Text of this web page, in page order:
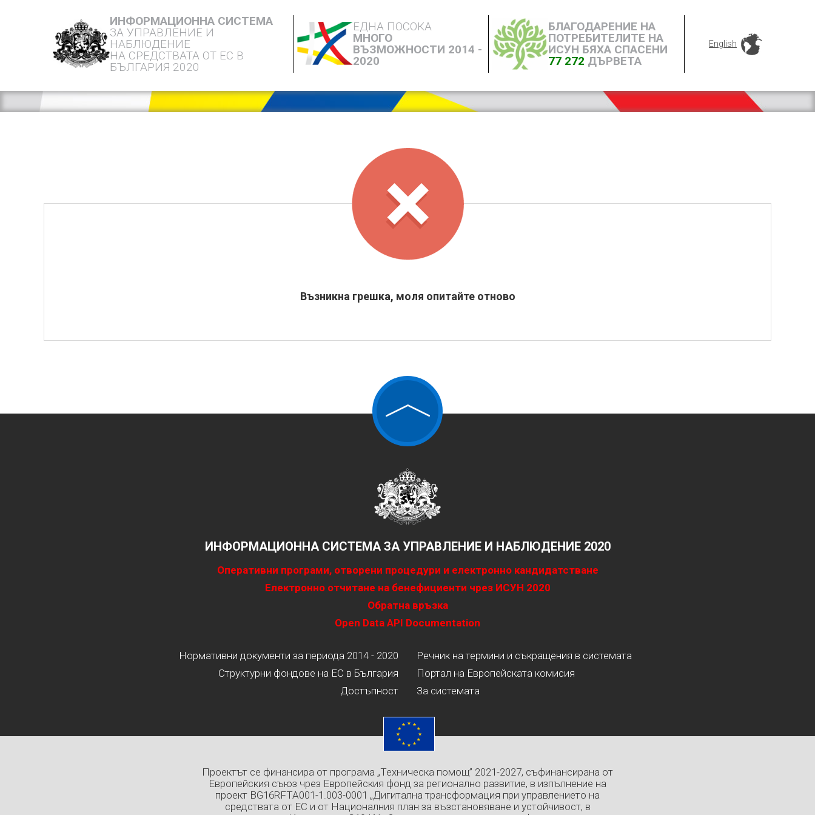
ИНФОРМАЦИОННА СИСТЕМА
ЗА УПРАВЛЕНИЕ И
НАБЛЮДЕНИЕ
НА СРЕДСТВАТА ОТ ЕС В
БЪЛГАРИЯ 2020
ЕДНА ПОСОКА
МНОГО
ВЪЗМОЖНОСТИ 2014 -
2020
БЛАГОДАРЕНИЕ НА
ПОТРЕБИТЕЛИТЕ НА
ИСУН БЯХА СПАСЕНИ
77 272 ДЪРВЕТА
English
Възникна грешка, моля опитайте отново
ИНФОРМАЦИОННА СИСТЕМА ЗА УПРАВЛЕНИЕ И НАБЛЮДЕНИЕ 2020
Оперативни програми, отворени процедури и електронно кандидатстване
Електронно отчитане на бенефициенти чрез ИСУН 2020
Обратна връзка
Open Data API Documentation
Нормативни документи за периода 2014 - 2020
Структурни фондове на ЕС в България
Достъпност
Речник на термини и съкращения в системата
Портал на Европейската комисия
За системата
Проектът се финансира от програма „Техническа помощ” 2021-2027, съфинансирана от
Европейския съюз чрез Европейския фонд за регионално развитие, в изпълнение на
проект BG16RFTA001-1.003-0001 „Дигитална трансформация при управлението на
средствата от ЕС и от Националния план за възстановяване и устойчивост, в